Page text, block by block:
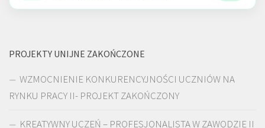
PROJEKTY UNIJNE ZAKOŃCZONE
WZMOCNIENIE KONKURENCYJNOŚCI UCZNIÓW NA
RYNKU PRACY II- PROJEKT ZAKOŃCZONY
KREATYWNY UCZEŃ – PROFESJONALISTA W ZAWODZIE II